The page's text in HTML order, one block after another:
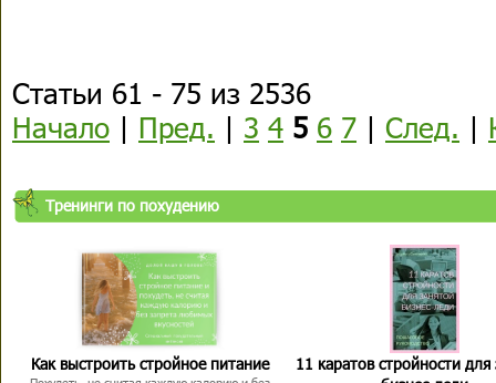
Статьи 61 - 75 из 2536
Начало | Пред. | 3 4 5 6 7 | След. |
Тренинги по похудению
Как выстроить стройное питание
11 каратов стройности для